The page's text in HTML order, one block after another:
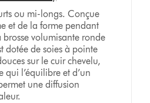
ou mi-longs. Conçue
et de la forme pendant
brosse volumisante ronde
dotée de soies à pointe
sur le cuir chevelu,
qui l’équilibre et d’un
une diffusion